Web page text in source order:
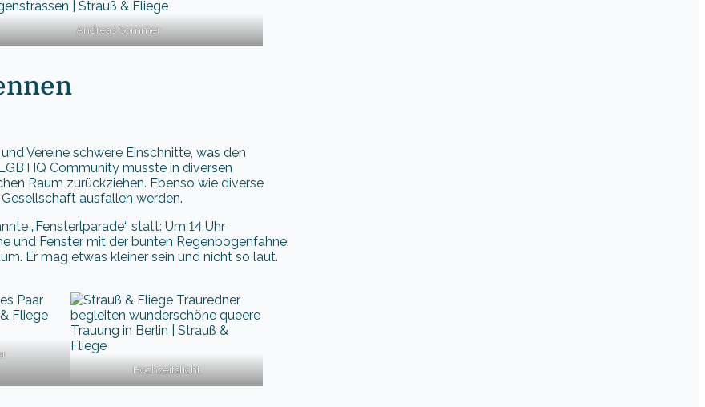
Andreas Sommer
Vereine schwere Einschnitte, was den
Community musste in diversen
Raum zurückziehen. Ebenso wie diverse
ausfallen werden.
„Fensterlparade“ statt: Um 14 Uhr
und Fenster mit der bunten Regenbogenfahne.
Er mag etwas kleiner sein und nicht so laut.
Hochzeitslicht